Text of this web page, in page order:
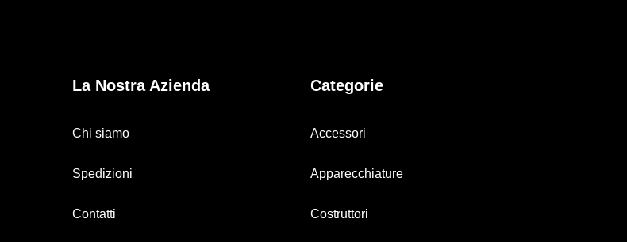
La Nostra Azienda
Chi siamo
Spedizioni
Contatti
Categorie
Accessori
Apparecchiature
Costruttori